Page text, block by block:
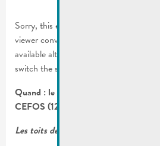
Sorry, this entry is only available in
viewer convenience, the content is
available alternative languages. You
switch the site language to another
Quand : le mardi, 18 octobre 2022 à
CEFOS (12, rue du Château)
Les toits de la Cité Buschland ont du